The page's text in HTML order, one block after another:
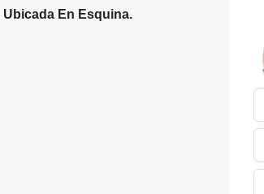
Ubicada En Esquina.